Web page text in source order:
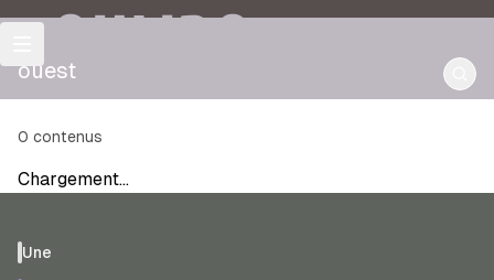
OULIPO
ouest
0 contenus
Chargement…
Une